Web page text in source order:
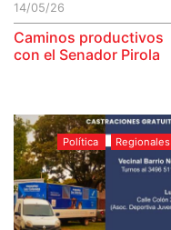
14/05/26
Caminos productivos
con el Senador Pirola
Política Regionales